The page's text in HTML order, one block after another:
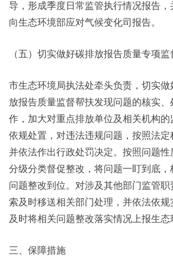
导，形成季度日常监管执行情况报告
向生态环境部应对气候变化司报告。
（五）切实做好碳排放报告质量专项
市生态环境局执法处牵头负责，切实
放报告质量监督帮扶发现问题的核实
作，加大对重点排放单位及相关机构
依规处置，对违法违规问题，按照法
并依法作出行政处罚决定。按照问题性
分级分类督促整改，将问题一盯到底
问题整改到位。对涉及其他部门监管
索及时移送相关部门处理，并依法依规
及时将相关问题整改落实情况上报生态
三、保障措施